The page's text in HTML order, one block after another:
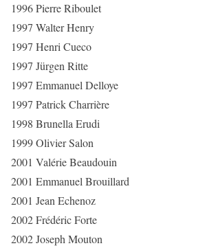
1996 Pierre Riboulet
1997 Walter Henry
1997 Henri Cueco
1997 Jürgen Ritte
1997 Emmanuel Delloye
1997 Patrick Charrière
1998 Brunella Erudi
1999 Olivier Salon
2001 Valérie Beaudouin
2001 Emmanuel Brouillard
2001 Jean Echenoz
2002 Frédéric Forte
2002 Joseph Mouton